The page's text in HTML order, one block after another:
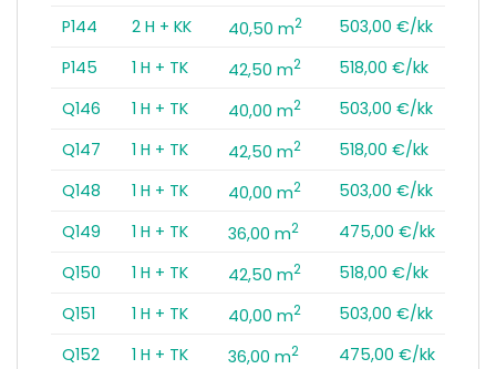
P144
2 H + KK 40,50 m2
503,00 €/kk
P145
1 H + TK 42,50 m2
518,00 €/kk
Q146
1 H + TK 40,00 m2
503,00 €/kk
Q147
1 H + TK 42,50 m2
518,00 €/kk
Q148
1 H + TK 40,00 m2
503,00 €/kk
Q149
1 H + TK 36,00 m2
475,00 €/kk
Q150
1 H + TK 42,50 m2
518,00 €/kk
Q151
1 H + TK 40,00 m2
503,00 €/kk
Q152
1 H + TK 36,00 m2
475,00 €/kk